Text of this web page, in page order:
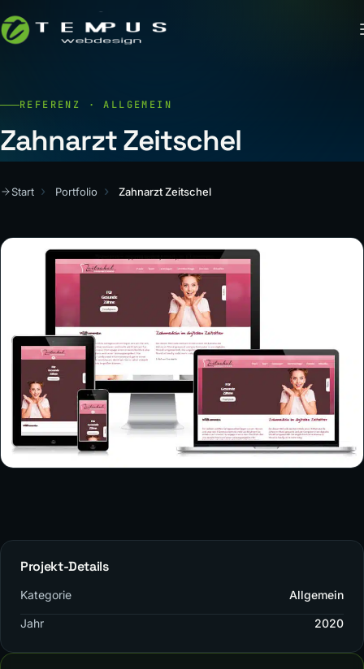
REFERENZ · ALLGEMEIN
Zahnarzt Zeitschel
Start Portfolio Zahnarzt Zeitschel
Projekt-Details
Kategorie Allgemein
Jahr 2020